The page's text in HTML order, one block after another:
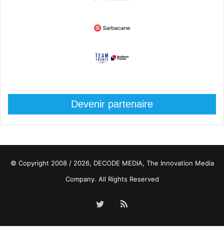
Devenir partenaire
© Copyright 2008 / 2026, DECODE MEDIA, The Innovation Media
Company. All Rights Reserved
TwitterRSS